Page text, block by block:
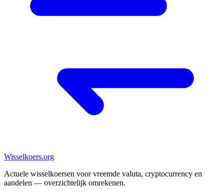
Wisselkoers.org
Actuele wisselkoersen voor vreemde valuta, cryptocurrency en
aandelen — overzichtelijk omrekenen.